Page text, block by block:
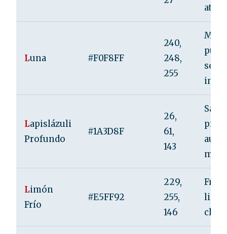
Luna #F0F8FF
240,
248,
255
Lapislázuli
Profundo
#1A3D8F
26,
61,
143
Limón
Frío
#E5FF92
229,
255,
146